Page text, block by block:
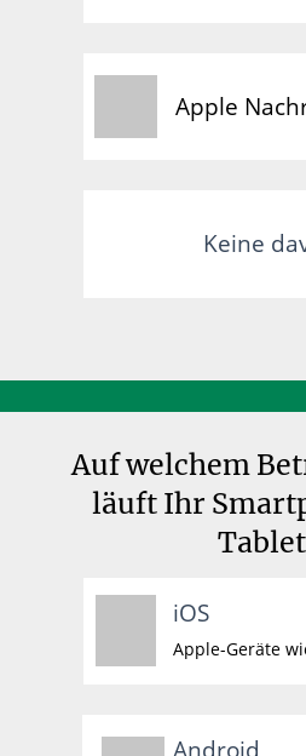
Apple
Keine
Auf welchem
läuft Ihr
iOS
Apple-Geräte